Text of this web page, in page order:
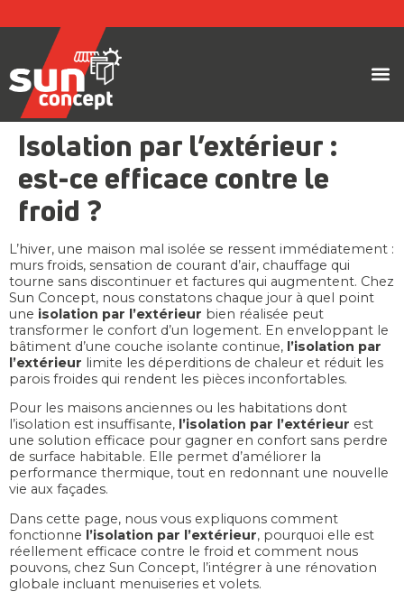
Isolation par l’extérieur :
est-ce efficace contre le
froid ?
L’hiver, une maison mal isolée se ressent immédiatement :
murs froids, sensation de courant d’air, chauffage qui
tourne sans discontinuer et factures qui augmentent. Chez
Sun Concept, nous constatons chaque jour à quel point
une isolation par l’extérieur bien réalisée peut
transformer le confort d’un logement. En enveloppant le
bâtiment d’une couche isolante continue, l’isolation par
l’extérieur limite les déperditions de chaleur et réduit les
parois froides qui rendent les pièces inconfortables.
Pour les maisons anciennes ou les habitations dont
l’isolation est insuffisante, l’isolation par l’extérieur est
une solution efficace pour gagner en confort sans perdre
de surface habitable. Elle permet d’améliorer la
performance thermique, tout en redonnant une nouvelle
vie aux façades.
Dans cette page, nous vous expliquons comment
fonctionne l’isolation par l’extérieur, pourquoi elle est
réellement efficace contre le froid et comment nous
pouvons, chez Sun Concept, l’intégrer à une rénovation
globale incluant menuiseries et volets.